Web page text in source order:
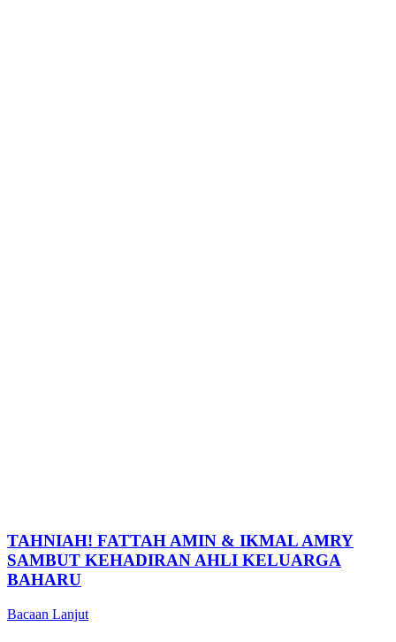
TAHNIAH! FATTAH AMIN & IKMAL AMRY
SAMBUT KEHADIRAN AHLI KELUARGA
BAHARU
Bacaan Lanjut